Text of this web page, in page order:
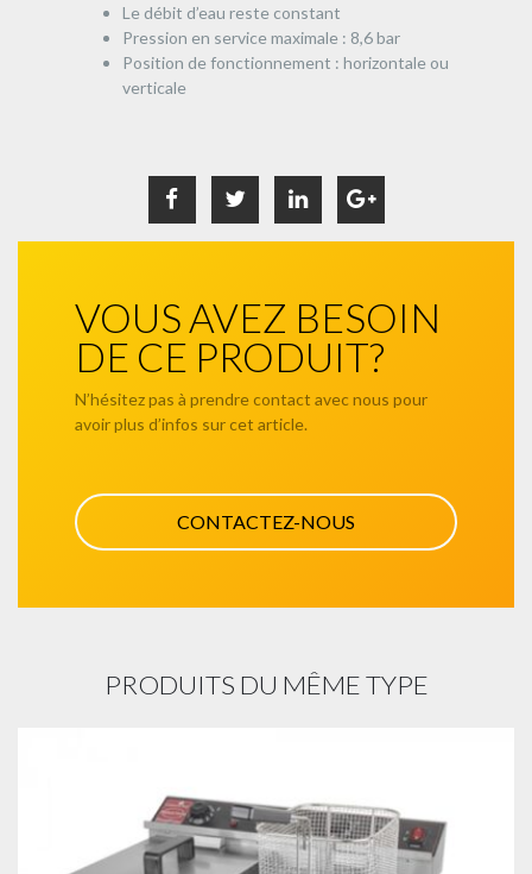
Le débit d’eau reste constant
Pression en service maximale : 8,6 bar
Position de fonctionnement : horizontale ou
verticale
VOUS AVEZ BESOIN
DE CE PRODUIT?
N’hésitez pas à prendre contact avec nous pour
avoir plus d’infos sur cet article.
CONTACTEZ-NOUS
PRODUITS DU MÊME TYPE